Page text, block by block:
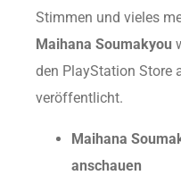
Stimmen und vieles
Maihana Soumakyou
den PlayStation Store
veröffentlicht.
Maihana
anschauen